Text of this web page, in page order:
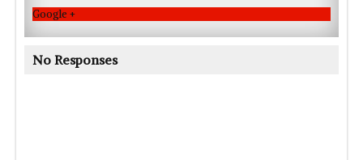
Google +
No Responses